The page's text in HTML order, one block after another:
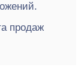
продаж